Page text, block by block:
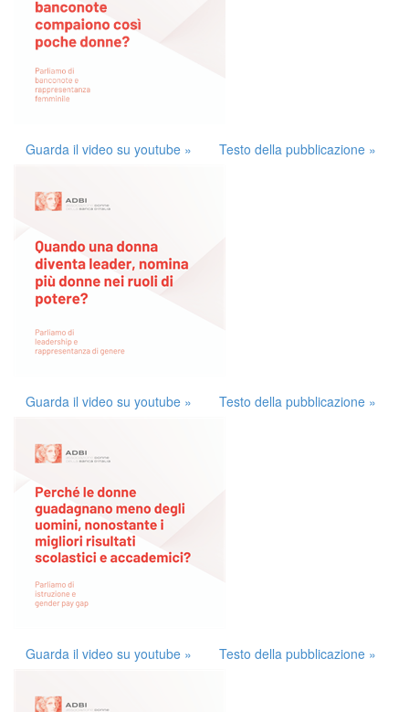
Guarda il video su youtube » Testo della pubblicazione »
Guarda il video su youtube » Testo della pubblicazione »
Guarda il video su youtube » Testo della pubblicazione »